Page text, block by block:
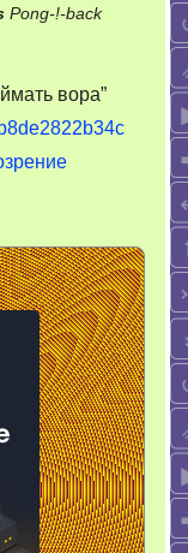
Pong-!-back
вора”